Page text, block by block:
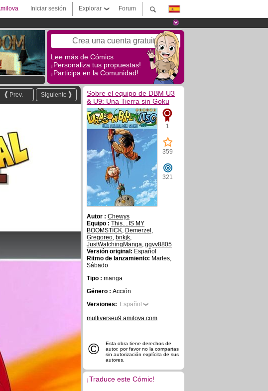
Forum
Explorar
Iniciar sesión
Crea una cuenta gratuita
Lee más de Cómics
¡Personaliza tus propuestas!
¡Participa en la Comunidad!
Siguiente
Prev.
Sobre el equipo de DBM U3
& U9: Una Tierra sin Goku
1
359
321
Autor : Chewys
Equipo : This....IS MY
BOOMSTICK, Demerzel ,
Gregoreo, bnkjk,
JustWatchingManga, ggvv8805
Versión original: Español
Ritmo de lanzamiento: Martes,
Sábado
Tipo : manga
Género : Acción
Versiones: Español
multiverseu9.amilova.com
©
Esta obra tiene derechos de
autor, por favor no la compartas
sin autorización explícita de sus
autores.
¡Traduce este Cómic!